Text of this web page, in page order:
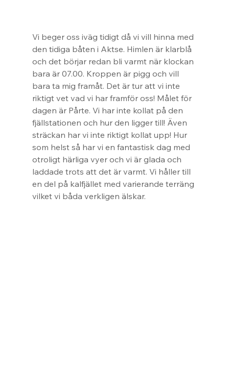
Vi beger oss iväg tidigt då vi vill hinna med
den tidiga båten i Aktse. Himlen är klarblå
och det börjar redan bli varmt när klockan
bara är 07.00. Kroppen är pigg och vill
bara ta mig framåt. Det är tur att vi inte
riktigt vet vad vi har framför oss! Målet för
dagen är Pårte. Vi har inte kollat på den
fjällstationen och hur den ligger till! Även
sträckan har vi inte riktigt kollat upp! Hur
som helst så har vi en fantastisk dag med
otroligt härliga vyer och vi är glada och
laddade trots att det är varmt. Vi håller till
en del på kalfjället med varierande terräng
vilket vi båda verkligen älskar.